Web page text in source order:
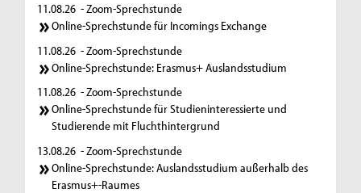
11.08.26 - Zoom-Sprechstunde
Online-Sprechstunde für Incomings Exchange
11.08.26 - Zoom-Sprechstunde
Online-Sprechstunde: Erasmus+ Auslandsstudium
11.08.26 - Zoom-Sprechstunde
Online-Sprechstunde für Studieninteressierte und
Studierende mit Fluchthintergrund
13.08.26 - Zoom-Sprechstunde
Online-Sprechstunde: Auslandsstudium außerhalb des
Erasmus+-Raumes